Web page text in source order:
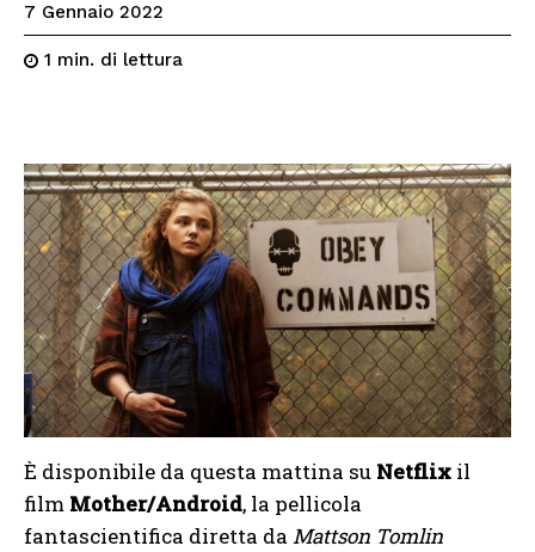
7 Gennaio 2022
1 min. di lettura
È disponibile da questa mattina su Netflix il
film Mother/Android, la pellicola
fantascientifica diretta da Mattson Tomlin